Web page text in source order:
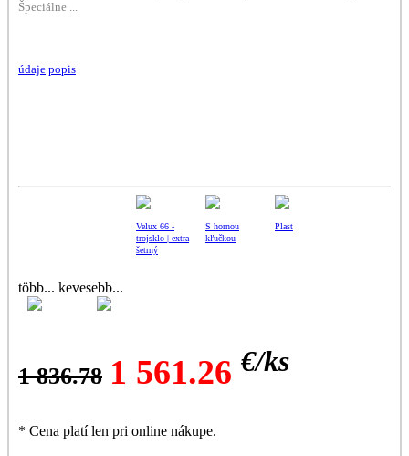
Špeciálne ...
údaje popis
több... kevesebb...
Velux 66 -
trojsklo | extra
šetrný
S hornou
kľučkou
Plast
1 836.78 1 561.26 €/ks
* Cena platí len pri online nákupe.